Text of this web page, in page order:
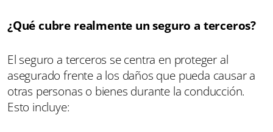
¿Qué cubre realmente un seguro a terceros?
El seguro a terceros se centra en proteger al
asegurado frente a los daños que pueda causar a
otras personas o bienes durante la conducción.
Esto incluye: